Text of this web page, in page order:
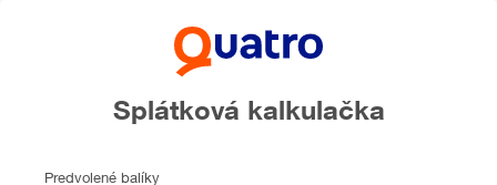
Splátková kalkulačka
Predvolené balíky